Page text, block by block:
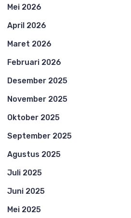
Mei 2026
April 2026
Maret 2026
Februari 2026
Desember 2025
November 2025
Oktober 2025
September 2025
Agustus 2025
Juli 2025
Juni 2025
Mei 2025